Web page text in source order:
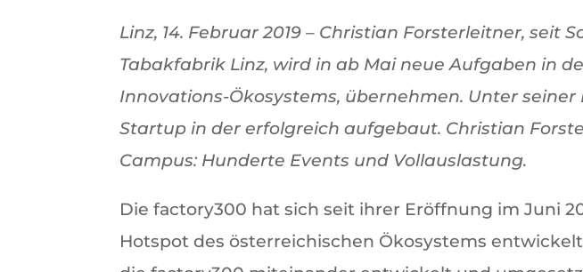
Linz, 14. Februar 2019 – Christian Forsterleitner, seit
Tabakfabrik Linz, wird in ab Mai neue Aufgaben in
Innovations-Ökosystems, übernehmen. Unter
Startup in der erfolgreich aufgebaut. Christian
Campus: Hunderte Events und Vollauslastung.
Die factory300 hat sich seit ihrer Eröffnung im Juni
Hotspot des österreichischen Ökosystems